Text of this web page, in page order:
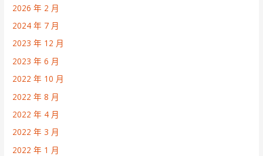
2026 年 2 月
2024 年 7 月
2023 年 12 月
2023 年 6 月
2022 年 10 月
2022 年 8 月
2022 年 4 月
2022 年 3 月
2022 年 1 月